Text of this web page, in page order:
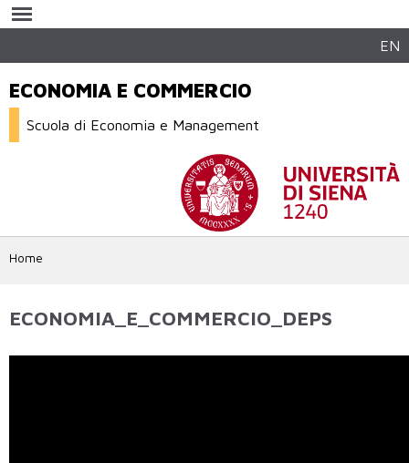
contenuto
EN
ECONOMIA E COMMERCIO
Scuola di Economia e Management
Home
ECONOMIA_E_COMMERCIO_DEPS